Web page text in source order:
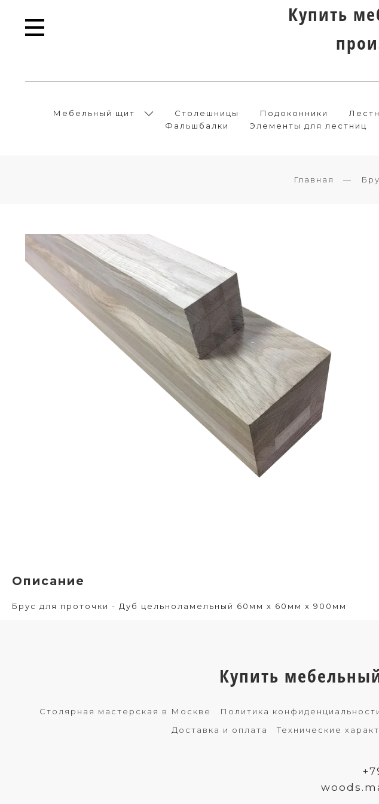
Купить
Мебельный щит Столешницы Подоконники
Фальшбалки
Элементы для лестниц
Главная
Описание
Брус для проточки - Дуб цельноламельный 60мм х 60мм х 900мм
Купить
Столярная мастерская в Москве Политика
Доставка и оплата
Технические